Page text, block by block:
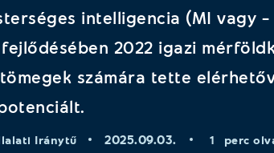
intelligencia (MI vagy
2022 igazi
számára tette
Iránytű 2025.09.03. 1 perc